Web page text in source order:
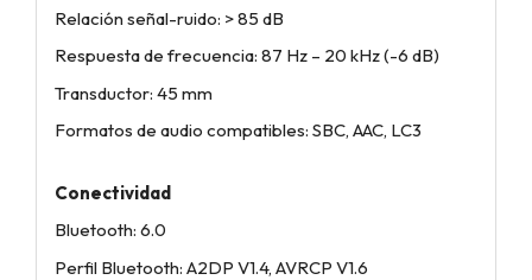
Relación señal-ruido: > 85 dB
Respuesta de frecuencia: 87 Hz – 20 kHz (-6 dB)
Transductor: 45 mm
Formatos de audio compatibles: SBC, AAC, LC3
Conectividad
Bluetooth: 6.0
Perfil Bluetooth: A2DP V1.4, AVRCP V1.6